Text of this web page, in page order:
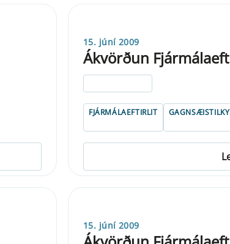
15. júní 2009
Ákvörðun
FJÁRMÁLAEFTIRLIT
15. júní 2009